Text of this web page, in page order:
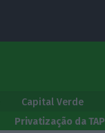
Capital Verde
Privatização da TAP